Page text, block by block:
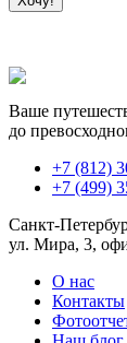
Ваше
до
+7 (812)
+7 (499)
Санкт-
ул. Мира, 3,
О нас
Контакты